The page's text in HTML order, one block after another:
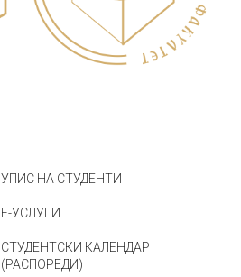
УПИС НА СТУДЕНТИ
Е-УСЛУГИ
СТУДЕНТСКИ КАЛЕНДАР
(РАСПОРЕДИ)